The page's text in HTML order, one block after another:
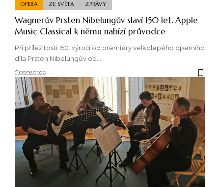
OPERA ZE SVĚTA ZPRÁVY
Wagnerův Prsten Nibelungův slaví 150 let. Apple
Music Classical k němu nabízí průvodce
Při příležitosti 150. výročí od premiéry velkolepého operního
díla Prsten Nibelungův od…
03/08/2026